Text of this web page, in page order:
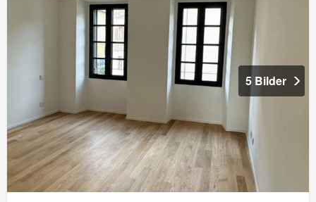
5 Bilder